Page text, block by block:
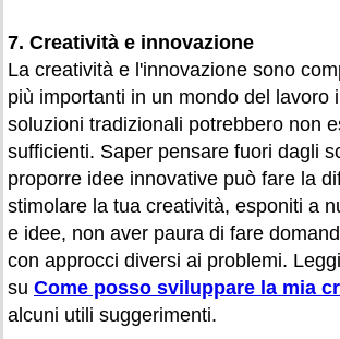
7. Creatività e innovazione
La creatività e l'innovazione sono
più importanti in un mondo del lavoro
soluzioni tradizionali potrebbero non
sufficienti. Saper pensare fuori dagli
proporre idee innovative può fare la
stimolare la tua creatività, esponiti a
e idee, non aver paura di fare
con approcci diversi ai problemi.
su Come posso sviluppare la mia
alcuni utili suggerimenti.